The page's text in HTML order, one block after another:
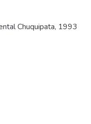
Chuquipata, 1993